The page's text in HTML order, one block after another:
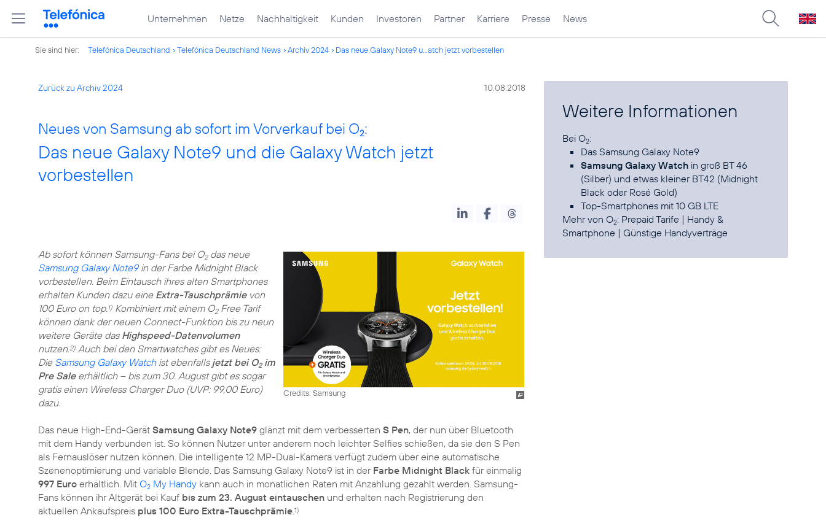
Unternehmen Netze Nachhaltigkeit Kunden Investoren Partner Karriere Presse News
Sie sind hier: Telefónica Deutschland Telefónica Deutschland News Archiv 2024 Das neue Galaxy Note9 u...atch jetzt vorbestellen
Zurück zu Archiv 2024 10.08.2018
Neues von Samsung ab sofort im Vorverkauf bei O2:
Das neue Galaxy Note9 und die Galaxy Watch jetzt
vorbestellen
Credits: Samsung
Ab sofort können Samsung-Fans bei O2das neue
Samsung Galaxy Note9in der Farbe Midnight Black
vorbestellen. Beim Eintausch ihres alten Smartphones
erhalten Kunden dazu eine Extra-Tauschprämievon
100 Euro on top.1) Kombiniert mit einem O2Free Tarif
können dank der neuen Connect-Funktion bis zu neun
weitere Geräte das Highspeed-Datenvolumen
nutzen.2) Auch bei den Smartwatches gibt es Neues:
Die Samsung Galaxy Watchist ebenfallsjetzt bei O2im
Pre Saleerhältlich – bis zum 30. August gibt es sogar
gratis einen Wireless Charger Duo (UVP: 99,00 Euro)
dazu.
Das neue High-End-Gerät Samsung Galaxy Note9 glänzt mit dem verbesserten S Pen, der nun über Bluetooth
mit dem Handy verbunden ist. So können Nutzer unter anderem noch leichter Selfies schießen, da sie den S Pen
als Fernauslöser nutzen können. Die intelligente 12 MP-Dual-Kamera verfügt zudem über eine automatische
Szenenoptimierung und variable Blende. Das Samsung Galaxy Note9 ist in der Farbe Midnight Black für einmalig
997 Euro erhältlich. Mit O2 My Handy kann auch in monatlichen Raten mit Anzahlung gezahlt werden. Samsung-
Fans können ihr Altgerät bei Kauf bis zum 23. August eintauschen und erhalten nach Registrierung den
aktuellen Ankaufspreis plus 100 Euro Extra-Tauschprämie.1)
Weitere Informationen
Bei O2
DasSamsung Galaxy Note9
Samsung Galaxy Watch in groß BT 46
(Silber) und etwas kleiner BT42 (Midnight
Black oder Rosé Gold)
Top-Smartphones mit 10 GB LTE
Mehr von O2: Prepaid Tarife | Handy &
Smartphone |Günstige Handyverträge